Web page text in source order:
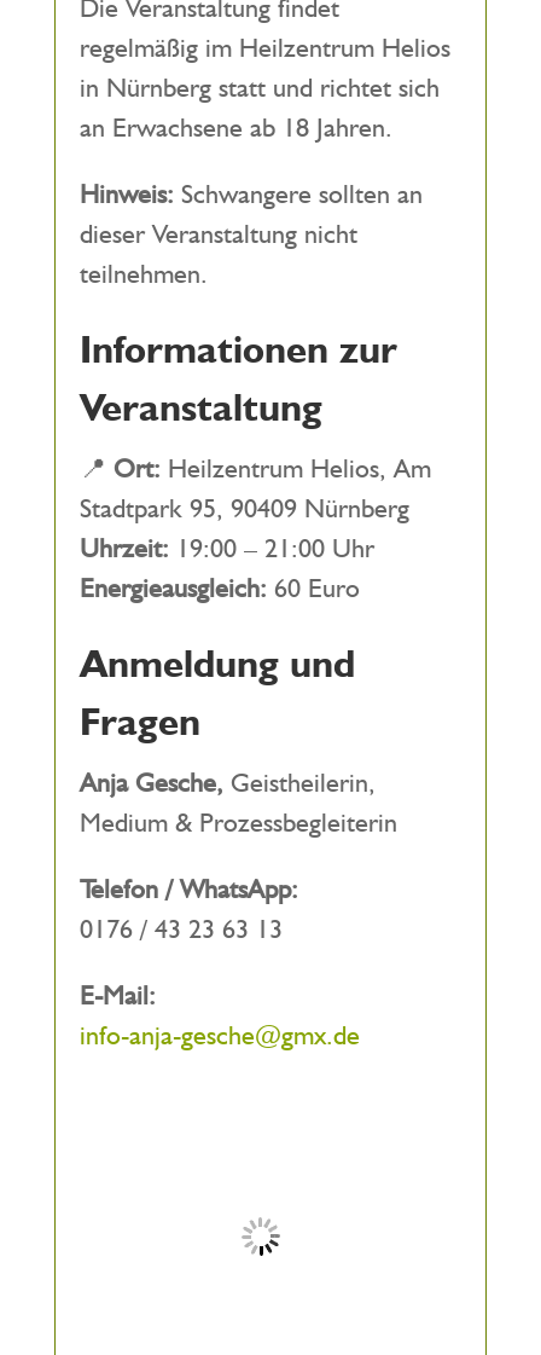
Die Veranstaltung findet
regelmäßig im Heilzentrum Helios
in Nürnberg statt und richtet sich
an Erwachsene ab 18 Jahren.
Hinweis: Schwangere sollten an
dieser Veranstaltung nicht
teilnehmen.
Informationen zur
Veranstaltung
📍 Ort: Heilzentrum Helios, Am
Stadtpark 95, 90409 Nürnberg
Uhrzeit: 19:00 – 21:00 Uhr
Energieausgleich: 60 Euro
Anmeldung und
Fragen
Anja Gesche, Geistheilerin,
Medium & Prozessbegleiterin
Telefon / WhatsApp:
0176 / 43 23 63 13
E-Mail:
info-anja-gesche@gmx.de